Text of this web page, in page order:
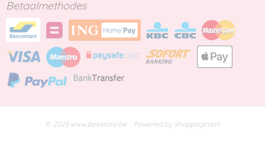
Betaalmethodes
© 2026 www.beestore.be - Powered by Shoppagina.nl